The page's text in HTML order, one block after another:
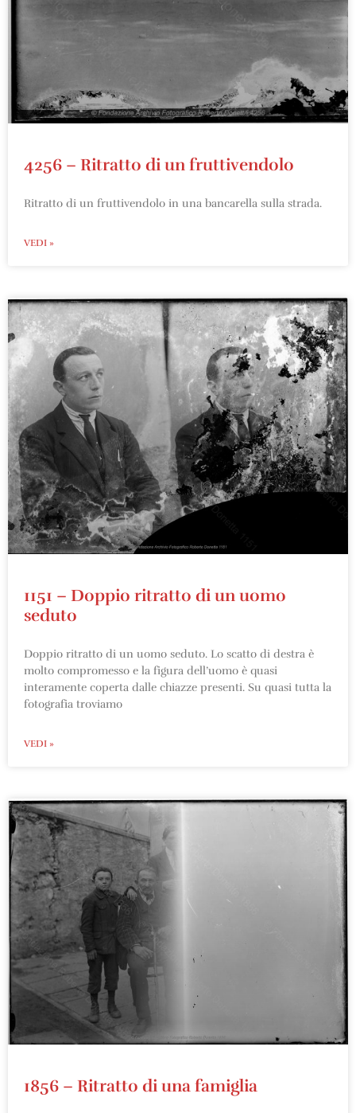
4256 – Ritratto di un fruttivendolo
Ritratto di un fruttivendolo in una bancarella sulla strada.
VEDI »
1151 – Doppio ritratto di un uomo
seduto
Doppio ritratto di un uomo seduto. Lo scatto di destra è
molto compromesso e la figura dell’uomo è quasi
interamente coperta dalle chiazze presenti. Su quasi tutta la
fotografia troviamo
VEDI »
1856 – Ritratto di una famiglia